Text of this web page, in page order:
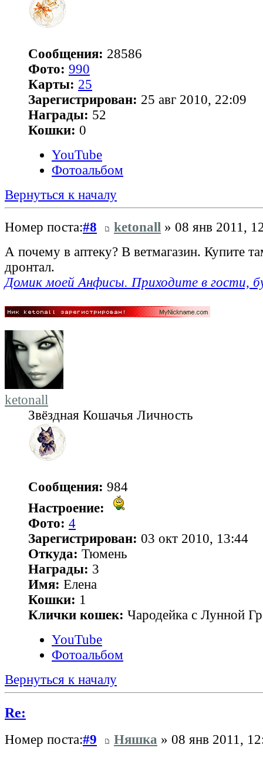
Сообщения: 28586
Фото: 990
Карты: 25
Зарегистрирован: 25 авг 2010, 22:09
Награды: 52
Кошки: 0
YouTube
Фотоальбом
Вернуться к началу
Номер поста:#8 ketonall » 08 янв 2011,
А почему в аптеку? В ветмагазин. Купите
дронтал.
Домик моей Анфисы. Приходите в гости,
ketonall
Звёздная Кошачья Личность
Сообщения: 984
Настроение:
Фото: 4
Зарегистрирован: 03 окт 2010, 13:44
Откуда: Тюмень
Награды: 3
Имя: Елена
Кошки: 1
Клички кошек: Чародейка с Лунной
YouTube
Фотоальбом
Вернуться к началу
Re:
Номер поста:#9 Няшка » 08 янв 2011,